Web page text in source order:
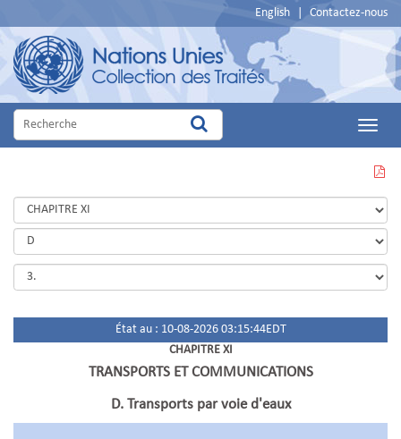
English Contactez-nous
Main
CETTE
PAGE
EN
PDF
État au : 10-08-2026 03:15:44EDT
CHAPITRE XI
TRANSPORTS ET COMMUNICATIONS
D. Transports par voie d'eaux